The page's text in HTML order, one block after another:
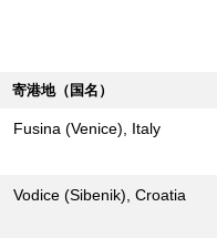
寄港地（国名）
Fusina (Venice), Italy
Vodice (Sibenik), Croatia